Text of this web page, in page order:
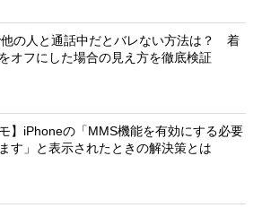
他の人と通話中だとバレない方法は？ 着
オフにした場合の見え方を徹底検証
モ】iPhoneの「MMS機能を有効にする必要
す」と表示されたときの解決策とは